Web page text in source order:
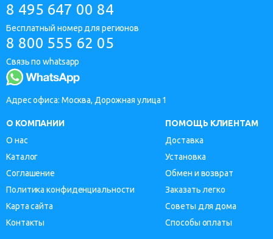
8 495 647 00 84
Бесплатный номер для регионов
8 800 555 62 05
Связь по whatsapp
Адрес офиса: Москва, Дорожная улица 1
О КОМПАНИИ
О нас
Каталог
Соглашение
Политика конфиденциальности
Карта сайта
Контакты
ПОМОЩЬ КЛИЕНТАМ
Доставка
Установка
Обмен и возврат
Заказать легко
Советы для дома
Способы оплаты